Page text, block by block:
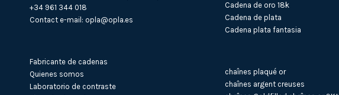
+34 961 344 018
Contact e-mail: opla@opla.es
Fabricante de cadenas
Quienes somos
Laboratorio de contraste
Cadena de oro 18k
Cadena de plata
Cadena plata fantasia
chaînes plaqué or
chaînes argent creuses